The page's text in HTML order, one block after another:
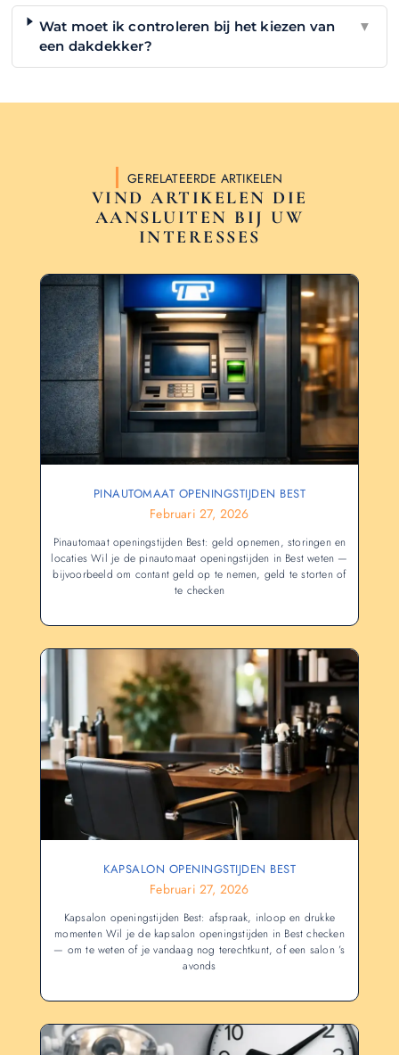
Wat moet ik controleren bij het kiezen van
een dakdekker?
▼
GERELATEERDE ARTIKELEN
VIND ARTIKELEN DIE
AANSLUITEN BIJ UW
INTERESSES
PINAUTOMAAT OPENINGSTIJDEN BEST
Februari 27, 2026
Pinautomaat openingstijden Best: geld opnemen, storingen en
locaties Wil je de pinautomaat openingstijden in Best weten —
bijvoorbeeld om contant geld op te nemen, geld te storten of
te checken
KAPSALON OPENINGSTIJDEN BEST
Februari 27, 2026
Kapsalon openingstijden Best: afspraak, inloop en drukke
momenten Wil je de kapsalon openingstijden in Best checken
— om te weten of je vandaag nog terechtkunt, of een salon ’s
avonds